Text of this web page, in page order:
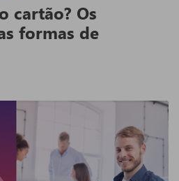
cartão? Os
formas de